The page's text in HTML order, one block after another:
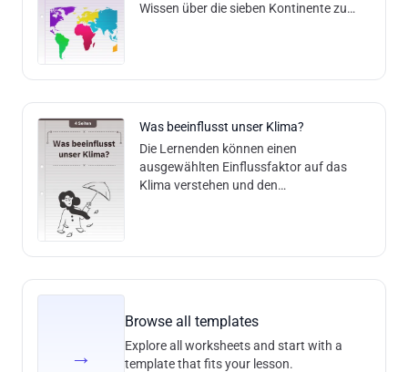
Wissen über die sieben Kontinente zu
Was beeinflusst unser Klima?
Die Lernenden können einen
ausgewählten Einflussfaktor auf das
Klima verstehen und den
→
Browse all templates
Explore all worksheets and start with a
template that fits your lesson.